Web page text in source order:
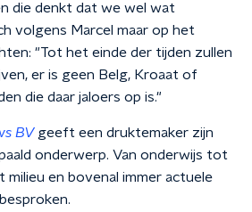
die denkt dat we wel wat
volgens Marcel maar op het
"Tot het einde der tijden zullen
er is geen Belg, Kroaat of
die daar jaloers op is."
BVgeeft een druktemaker zijn
onderwerp. Van onderwijs tot
en bovenal immer actuele